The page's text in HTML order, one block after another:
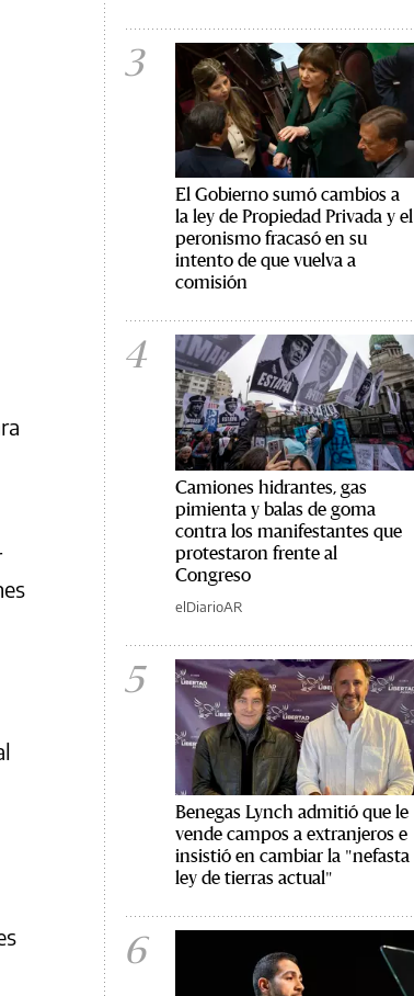
3
El Gobierno sumó cambios a
la ley de Propiedad Privada y el
peronismo fracasó en su
intento de que vuelva a
comisión
4
Camiones hidrantes, gas
pimienta y balas de goma
contra los manifestantes que
protestaron frente al
Congreso
elDiarioAR
5
Benegas Lynch admitió que le
vende campos a extranjeros e
insistió en cambiar la "nefasta
ley de tierras actual"
6